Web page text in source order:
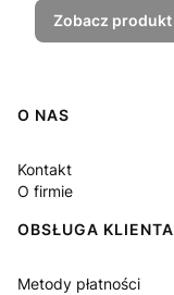
Zobacz produkt
Linki w stopce
O NAS
Kontakt
O firmie
OBSŁUGA KLIENTA
Metody płatności